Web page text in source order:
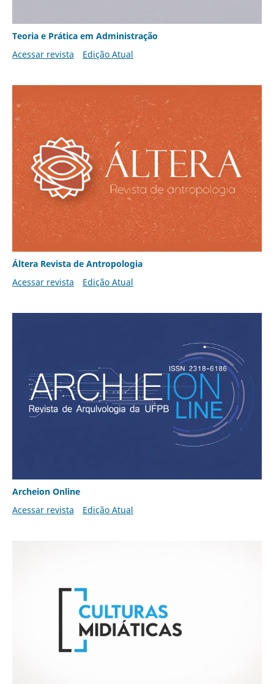
Teoria e Prática em Administração
Acessar revista
Edição Atual
Áltera Revista de Antropologia
Acessar revista
Edição Atual
Archeion Online
Acessar revista
Edição Atual